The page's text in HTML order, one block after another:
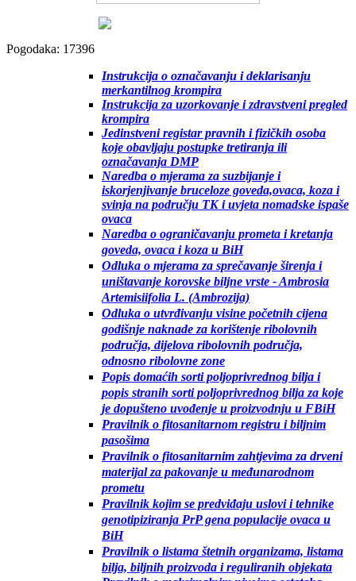
Pogodaka: 17396
Instrukcija o označavanju i deklarisanju
merkantilnog krompira
Instrukcija za uzorkovanje i zdravstveni pregled
krompira
Jedinstveni registar pravnih i fizičkih osoba
koje obavljaju postupke tretiranja ili
označavanja DMP
Naredba o mjerama za suzbijanje i
iskorjenjivanje bruceloze goveda,ovaca, koza i
svinja na području TK i uvjeta nomadske ispaše
ovaca
Naredba o ograničavanju prometa i kretanja
goveda, ovaca i koza u BiH
Odluka o mjerama za sprečavanje širenja i
uništavanje korovske biljne vrste - Ambrosia
Artemisiifolia L. (Ambrozija)
Odluka o utvrđivanju visine početnih cijena
godišnje naknade za korištenje ribolovnih
područja, dijelova ribolovnih područja,
odnosno ribolovne zone
Popis domaćih sorti poljoprivrednog bilja i
popis stranih sorti poljoprivrednog bilja za koje
je dopušteno uvođenje u proizvodnju u FBiH
Pravilnik o fitosanitarnom registru i biljnim
pasošima
Pravilnik o fitosanitarnim zahtjevima za drveni
materijal za pakovanje u međunarodnom
prometu
Pravilnik kojim se predviđaju uslovi i tehnike
genotipiziranja PrP gena populacije ovaca u
BiH
Pravilnik o listama štetnih organizama, listama
bilja, biljnih proizvoda i reguliranih objekata